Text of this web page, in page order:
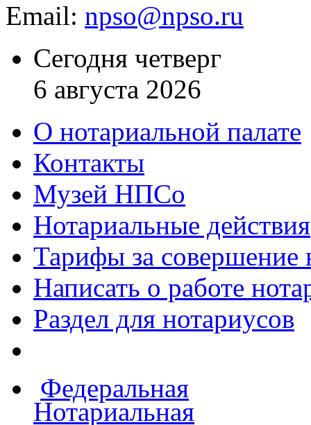
Email: npso@npso.ru
Сегодня четверг
6 августа 2026
О нотариальной палате
Контакты
Музей НПСо
Нотариальные действия
Тарифы за совершение
Написать о работе
Раздел для нотариусов
Федеральная
Нотариальная